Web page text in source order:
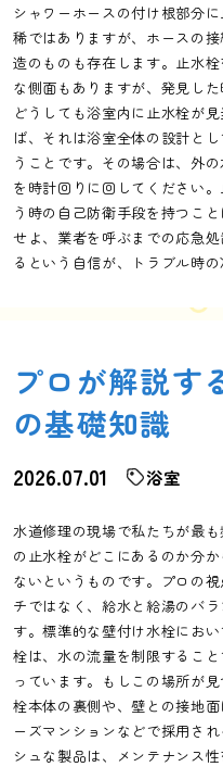
シャワーホースの付け根部分
稀ではありますが、ホースの
造のものも存在します。止水
な側面もありますが、発見し
どうしても浴室内に止水栓が
ば、それは浴室全体の設計と
うことです。その場合は、外
を時計回りに回してください
う時の自己防衛手段を持つこ
せよ、業者を呼ぶまでの応急
るという自信が、トラブル時
プロが解説す
の基礎知識
2026.07.01 浴室
水道修理の現場で私たちが最
の止水栓がどこにあるのか分
ないというものです。プロの
チではなく、給水と給湯のバ
す。標準的な壁付け水栓にお
栓は、水の流量を制限するこ
っています。もしこの場所が
栓本体の裏側や、壁との接地
ーズマンションなどで採用さ
シュな製品は、メンテナンス